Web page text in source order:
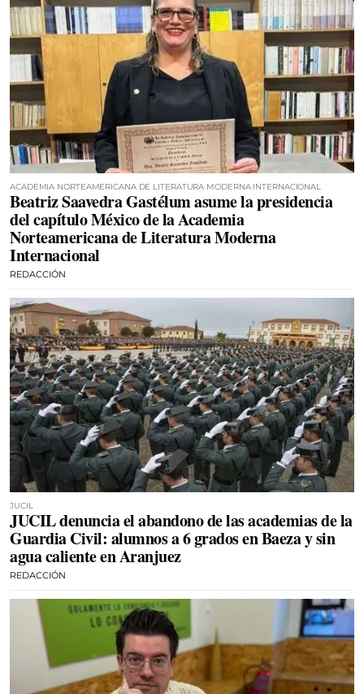
ACADEMIA NORTEAMERICANA DE LITERATURA MODERNA INTERNACIONAL
Beatriz Saavedra Gastélum asume la presidencia
del capítulo México de la Academia
Norteamericana de Literatura Moderna
Internacional
REDACCIÓN
JUCIL
JUCIL denuncia el abandono de las academias de la
Guardia Civil: alumnos a 6 grados en Baeza y sin
agua caliente en Aranjuez
REDACCIÓN